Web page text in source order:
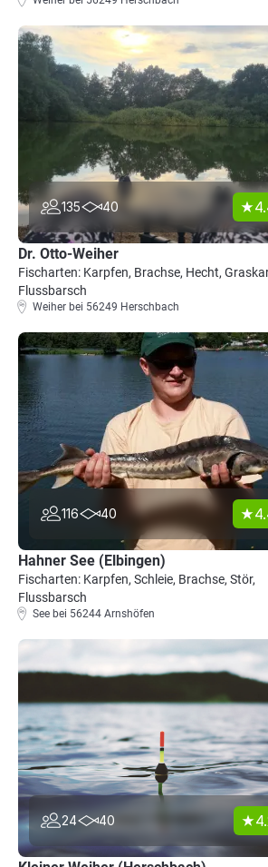
135 40
Dr. Otto-Weiher
Fischarten: Karpfen, Brachse, Hecht,
Flussbarsch
Weiher bei 56249 Herschbach
116 40
Hahner See (Elbingen)
Fischarten: Karpfen, Schleie, Brachse, Stör,
Flussbarsch
See bei 56244 Arnshöfen
24 40